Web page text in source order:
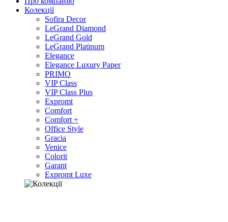
Колекції
Sofira Decor
LeGrand Diamond
LeGrand Gold
LeGrand Platinum
Elegance
Elegance Luxury Paper
PRIMO
VIP Class
VIP Class Plus
Expromt
Comfort
Comfort +
Office Style
Gracia
Venice
Colorit
Garant
Expromt Luxe